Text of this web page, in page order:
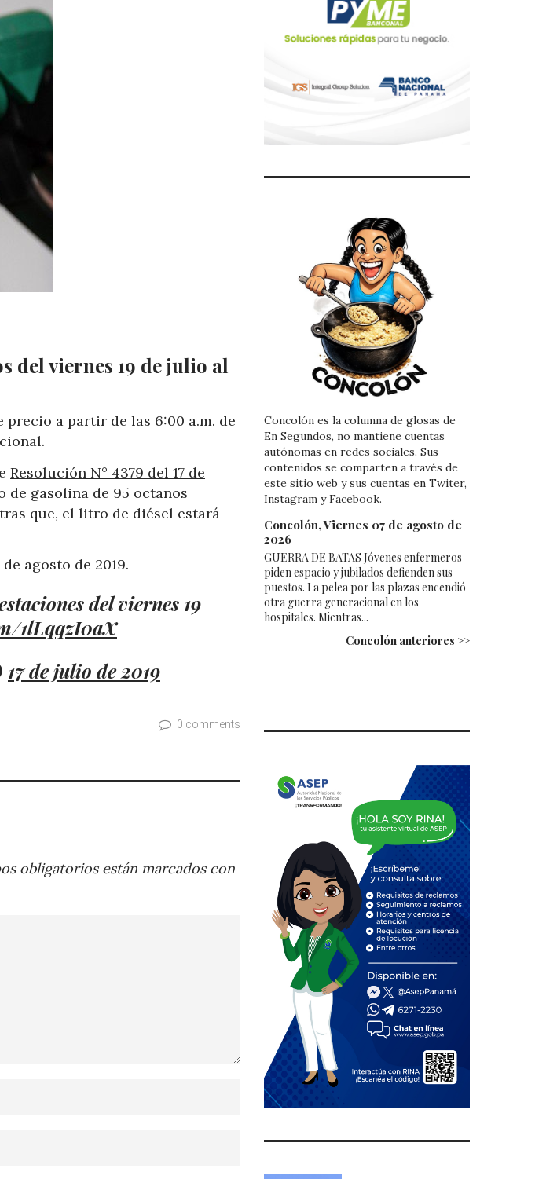
del viernes 19 de julio al
a partir de las 6:00 a.m. de
Resolución N° 4379 del 17 de
de gasolina de 95 octanos
que, el litro de diésel estará
agosto de 2019.
del viernes 19
1lLqqzI0aX
17 de julio de 2019
0 comments
obligatorios están marcados con
Concolón es la columna de glosas de
En Segundos, no mantiene cuentas
autónomas en redes sociales. Sus
contenidos se comparten a través de
este sitio web y sus cuentas en Twiter,
Instagram y Facebook.
Concolón, Viernes 07 de agosto de
2026
GUERRA DE BATAS Jóvenes enfermeros
piden espacio y jubilados defienden sus
puestos. La pelea por las plazas encendió
otra guerra generacional en los
hospitales. Mientras...
Concolón anteriores >>